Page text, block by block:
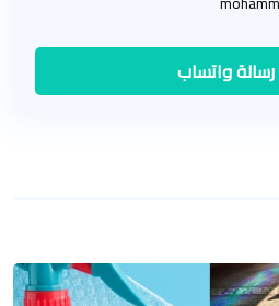
واتساب